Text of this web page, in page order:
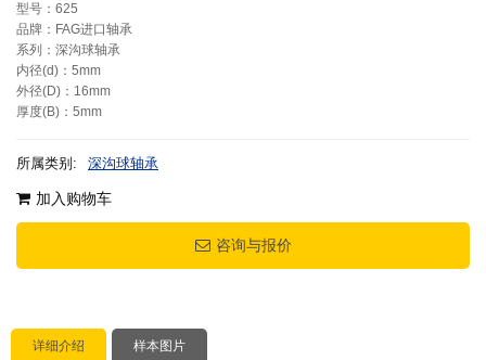
型号：625
品牌：FAG进口轴承
系列：深沟球轴承
内径(d)：5mm
外径(D)：16mm
厚度(B)：5mm
所属类别: 深沟球轴承
加入购物车
咨询与报价
详细介绍 样本图片